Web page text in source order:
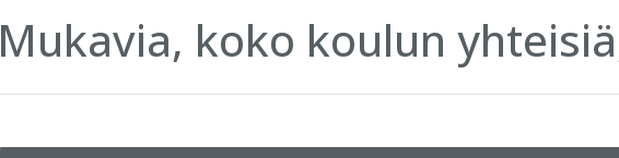
Mukavia, koko koulun